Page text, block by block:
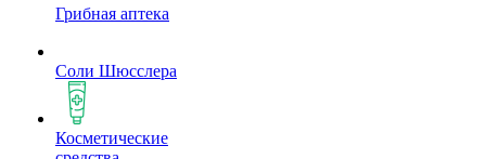
Грибная аптека
Соли Шюсслера
Косметические